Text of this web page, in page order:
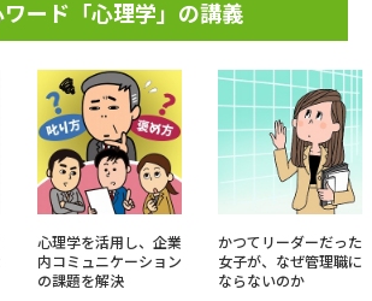
ード「心理学」の講義
心理学を活用し、企業
内コミュニケーション
の課題を解決
かつてリーダーだった
女子が、なぜ管理職に
ならないのか